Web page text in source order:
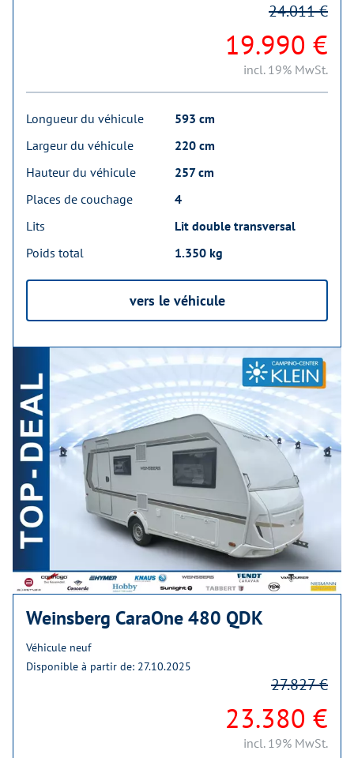
19.990 €
24.011 €
incl. 19% MwSt.
Longueur du véhicule
593 cm
Largeur du véhicule
220 cm
Hauteur du véhicule
257 cm
Places de couchage
4
Lits
Lit double transversal
Poids total
1.350 kg
vers le véhicule
Weinsberg CaraOne 480 QDK
Véhicule neuf
Disponible à partir de: 27.10.2025
23.380 €
27.827 €
incl. 19% MwSt.